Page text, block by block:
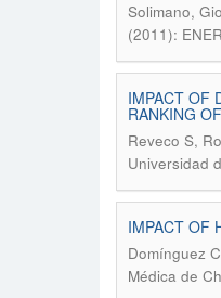
Solimano,
(2011):
IMPACT OF
RANKING
Reveco S,
Universidad
IMPACT OF
Domínguez
Médica de